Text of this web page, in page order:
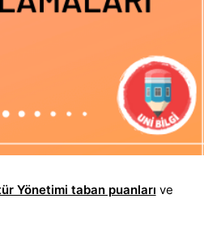
Yönetimi taban puanları ve